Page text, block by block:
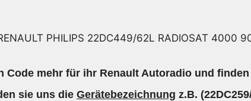
414
PHILIPS 22DC449/62L RADIOSAT 4000
Code mehr für ihr Renault Autoradio und
sie uns die Gerätebezeichnung z.B.